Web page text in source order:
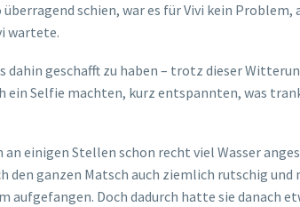
schien, war es für Vivi kein Problem,
wartete.
dahin geschafft zu haben – trotz dieser
ein Selfie machten, kurz entspannten, was
einigen Stellen schon recht viel Wasser
den ganzen Matsch auch ziemlich rutschig und
Doch dadurch hatte sie danach